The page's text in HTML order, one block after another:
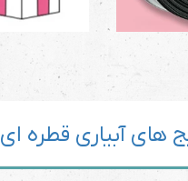
آبیاری قطره ای